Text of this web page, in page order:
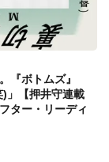
『ボトムズ』
」【押井守連載
ター・リーディ